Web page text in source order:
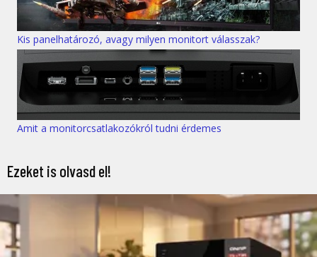
Kis panelhatározó, avagy milyen monitort válasszak?
Amit a monitorcsatlakozókról tudni érdemes
Ezeket is olvasd el!